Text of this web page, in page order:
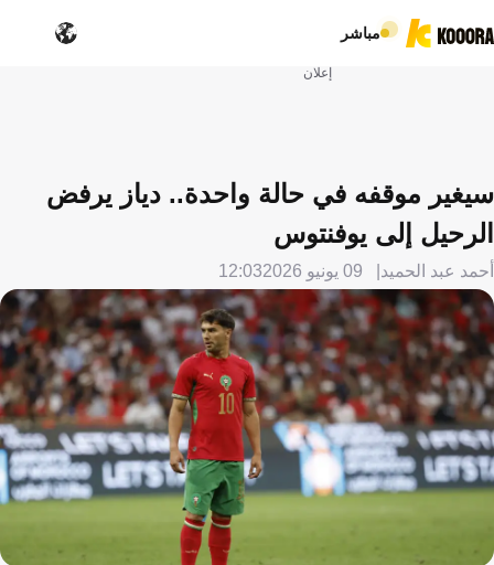
مباشر
إعلان
سيغير موقفه في حالة واحدة.. دياز يرفض
الرحيل إلى يوفنتوس
أحمد عبد الحميد 09 يونيو 2026 12:03